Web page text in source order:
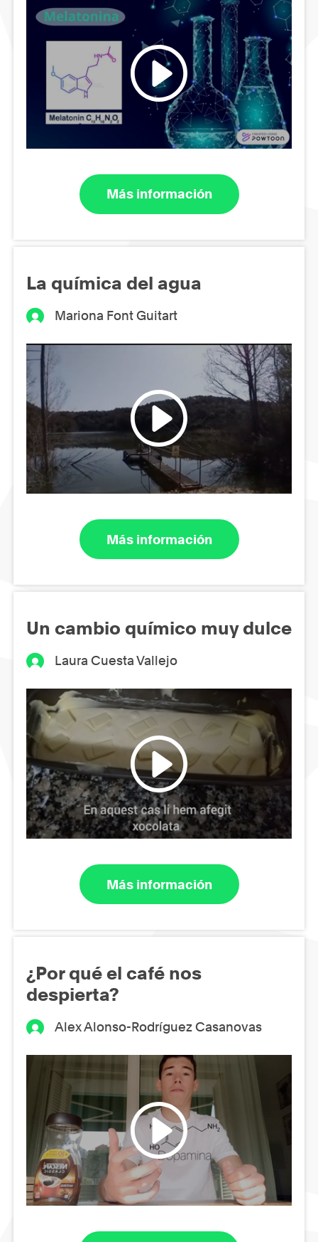
Más información
La química del agua
Mariona Font Guitart
Más información
Un cambio químico muy dulce
Laura Cuesta Vallejo
Más información
¿Por qué el café nos
despierta?
Alex Alonso-Rodríguez Casanovas